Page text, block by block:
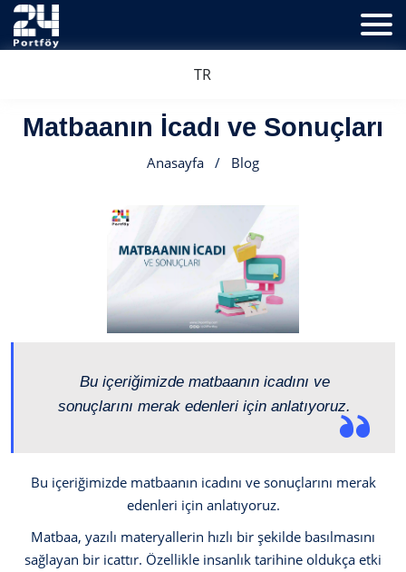
TR
Matbaanın İcadı ve Sonuçları
Anasayfa / Blog
Bu içeriğimizde matbaanın icadını ve
sonuçlarını merak edenleri için anlatıyoruz.
Bu içeriğimizde matbaanın icadını ve sonuçlarını merak
edenleri için anlatıyoruz.
Matbaa, yazılı materyallerin hızlı bir şekilde basılmasını
sağlayan bir icattır. Özellikle insanlık tarihine oldukça etki